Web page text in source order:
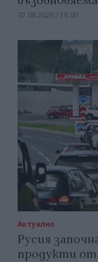
07.08.2026 / 18:00
Актуално
Русия
продукти